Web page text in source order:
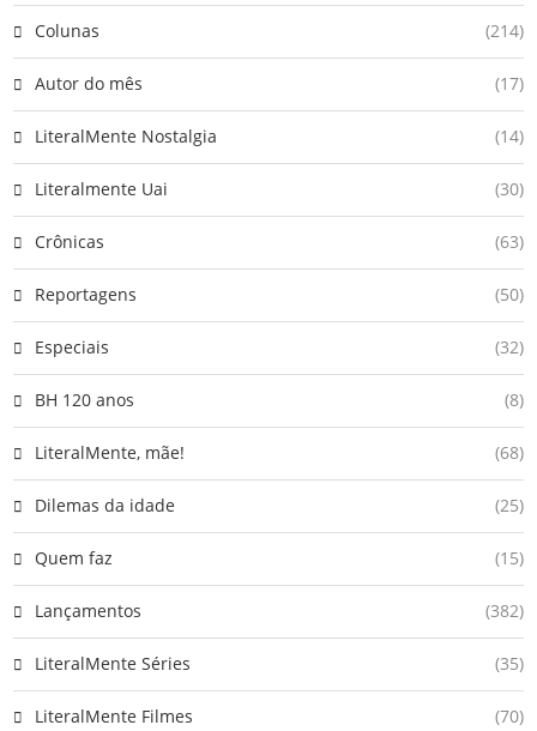
Colunas (214)
Autor do mês (17)
LiteralMente Nostalgia (14)
Literalmente Uai (30)
Crônicas (63)
Reportagens (50)
Especiais (32)
BH 120 anos (8)
LiteralMente, mãe! (68)
Dilemas da idade (25)
Quem faz (15)
Lançamentos (382)
LiteralMente Séries (35)
LiteralMente Filmes (70)